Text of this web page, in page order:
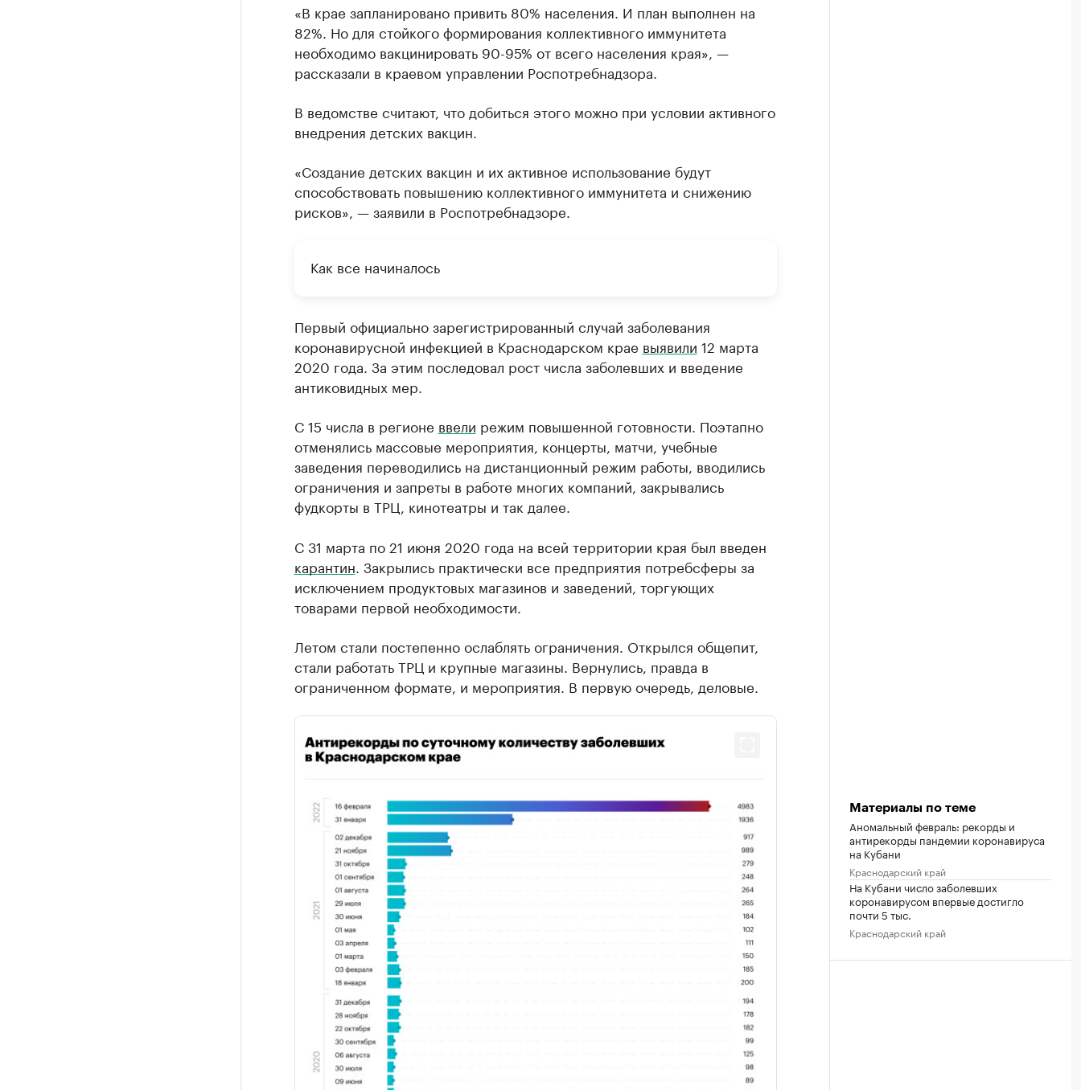
«В крае запланировано привить 80% населения. И план выполнен на
82%. Но для стойкого формирования коллективного иммунитета
необходимо вакцинировать 90-95% от всего населения края», —
рассказали в краевом управлении Роспотребнадзора.
В ведомстве считают, что добиться этого можно при условии активного
внедрения детских вакцин.
«Создание детских вакцин и их активное использование будут
способствовать повышению коллективного иммунитета и снижению
рисков», — заявили в Роспотребнадзоре.
Как все начиналось
Первый официально зарегистрированный случай заболевания
коронавирусной инфекцией в Краснодарском крае выявили 12 марта
2020 года. За этим последовал рост числа заболевших и введение
антиковидных мер.
С 15 числа в регионе ввели режим повышенной готовности. Поэтапно
отменялись массовые мероприятия, концерты, матчи, учебные
заведения переводились на дистанционный режим работы, вводились
ограничения и запреты в работе многих компаний, закрывались
фудкорты в ТРЦ, кинотеатры и так далее.
С 31 марта по 21 июня 2020 года на всей территории края был введен
карантин . Закрылись практически все предприятия потребсферы за
исключением продуктовых магазинов и заведений, торгующих
товарами первой необходимости.
Летом стали постепенно ослаблять ограничения. Открылся общепит,
стали работать ТРЦ и крупные магазины. Вернулись, правда в
ограниченном формате, и мероприятия. В первую очередь, деловые.
Материалы по теме
Аномальный февраль: рекорды и
антирекорды пандемии коронавируса
на Кубани
Краснодарский край
На Кубани число заболевших
коронавирусом впервые достигло
почти 5 тыс.
Краснодарский край